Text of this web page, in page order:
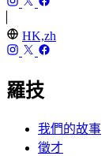
HK,zh
羅技
我們的故事
徵才